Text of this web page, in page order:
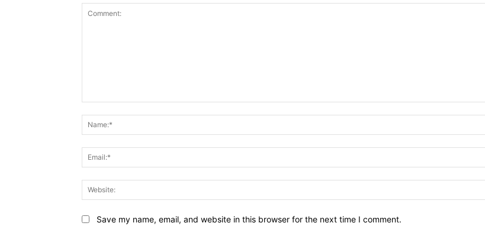
Save my name, email, and website in this browser for the next time I comment.